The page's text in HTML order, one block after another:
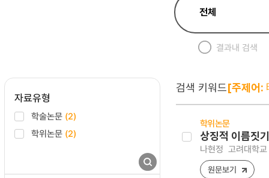
결과내 검색
자료유형
학술논문 (2)
학위논문 (2)
검색 키워드[주제어:
학위논문
상징적 이름짓
나현정 고려대학
원문보기